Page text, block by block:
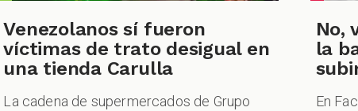
Venezolanos sí fueron
víctimas de trato desigual en
una tienda Carulla
La cadena de supermercados de Grupo
No,
la
En